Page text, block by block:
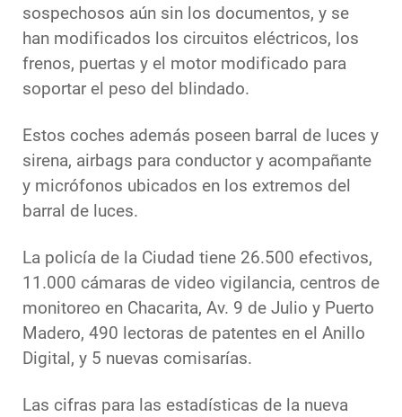
sospechosos aún sin los documentos, y se
han modificados los circuitos eléctricos, los
frenos, puertas y el motor modificado para
soportar el peso del blindado.
Estos coches además poseen barral de luces y
sirena, airbags para conductor y acompañante
y micrófonos ubicados en los extremos del
barral de luces.
La policía de la Ciudad tiene 26.500 efectivos,
11.000 cámaras de video vigilancia, centros de
monitoreo en Chacarita, Av. 9 de Julio y Puerto
Madero, 490 lectoras de patentes en el Anillo
Digital, y 5 nuevas comisarías.
Las cifras para las estadísticas de la nueva